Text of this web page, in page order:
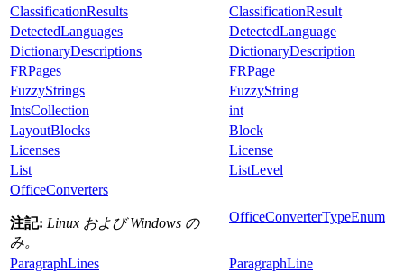
ClassificationResults
ClassificationResult
DetectedLanguages
DetectedLanguage
DictionaryDescriptions
DictionaryDescription
FRPages
FRPage
FuzzyStrings
FuzzyString
IntsCollection
int
LayoutBlocks
Block
Licenses
License
List
ListLevel
OfficeConverters
注記: Linux および Windows の
み。
OfficeConverterTypeEnum
ParagraphLines
ParagraphLine